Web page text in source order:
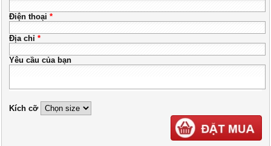
Điện thoại *
Địa chỉ *
Yêu cầu của bạn
Kích cỡ